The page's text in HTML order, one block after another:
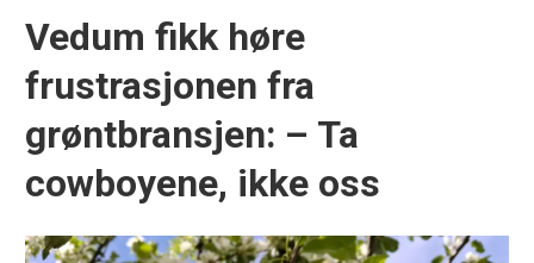
Vedum fikk høre
frustrasjonen fra
grøntbransjen: – Ta
cowboyene, ikke oss